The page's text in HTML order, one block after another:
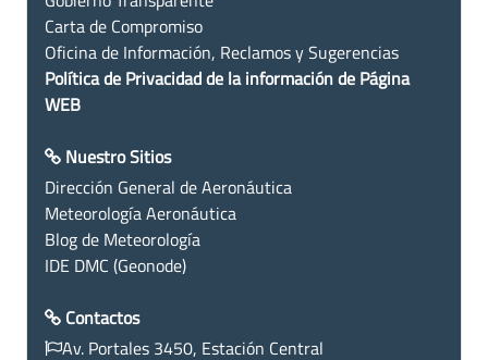
Carta de Compromiso
Oficina de Información, Reclamos y Sugerencias
Política de Privacidad de la información de Página
WEB
Nuestro Sitios
Dirección General de Aeronáutica
Meteorología Aeronáutica
Blog de Meteorología
IDE DMC (Geonode)
Contactos
Av. Portales 3450, Estación Central